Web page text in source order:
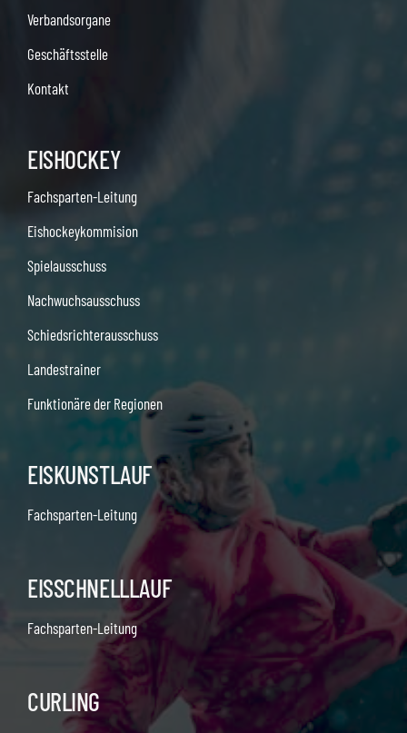
Verbandsorgane
Geschäftsstelle
Kontakt
EISHOCKEY
Fachsparten-Leitung
Eishockeykommision
Spielausschuss
Nachwuchsausschuss
Schiedsrichterausschuss
Landestrainer
Funktionäre der Regionen
EISKUNSTLAUF
Fachsparten-Leitung
EISSCHNELLLAUF
Fachsparten-Leitung
CURLING